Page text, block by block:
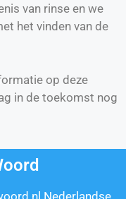
van rinse en we
het vinden van de
op deze
in de toekomst nog